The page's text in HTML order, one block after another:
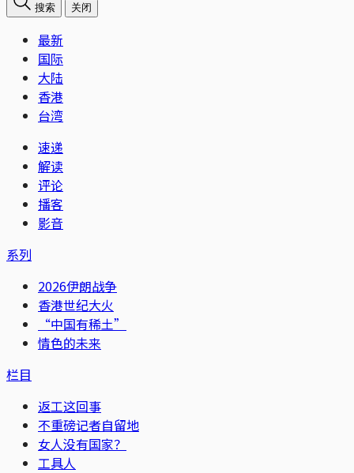
搜索 关闭
最新
国际
大陆
香港
台湾
速递
解读
评论
播客
影音
系列
2026伊朗战争
香港世纪大火
“中国有稀土”
情色的未来
栏目
返工这回事
不重磅记者自留地
女人没有国家？
工具人